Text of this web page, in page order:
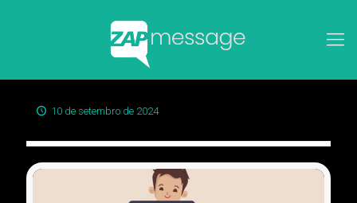
10 de setembro de 2024